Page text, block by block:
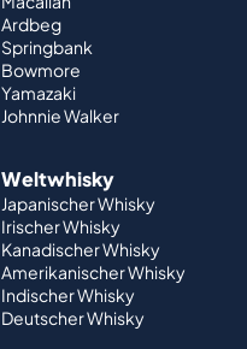
Ardbeg
Springbank
Bowmore
Yamazaki
Johnnie Walker
Weltwhisky
Japanischer Whisky
Irischer Whisky
Kanadischer Whisky
Amerikanischer Whisky
Indischer Whisky
Deutscher Whisky